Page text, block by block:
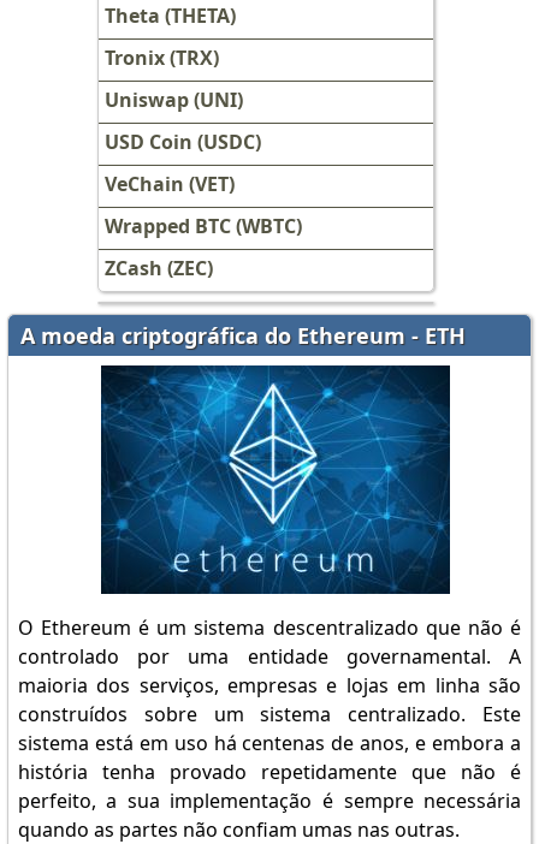
Theta (THETA)
Tronix (TRX)
Uniswap (UNI)
USD Coin (USDC)
VeChain (VET)
Wrapped BTC (WBTC)
ZCash (ZEC)
A moeda criptográfica do Ethereum - ETH
O Ethereum é um sistema descentralizado que não é
controlado por uma entidade governamental. A
maioria dos serviços, empresas e lojas em linha são
construídos sobre um sistema centralizado. Este
sistema está em uso há centenas de anos, e embora a
história tenha provado repetidamente que não é
perfeito, a sua implementação é sempre necessária
quando as partes não confiam umas nas outras.